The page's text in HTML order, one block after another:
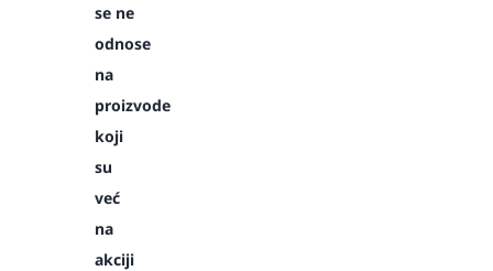
se ne
odnose
na
proizvode
koji
su
već
na
akciji